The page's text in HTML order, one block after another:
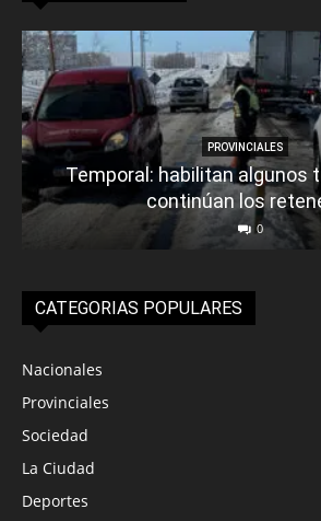
PROVINCIALES
Temporal: habilitan algunos
continúan los
0
CATEGORIAS POPULARES
Nacionales
Provinciales
Sociedad
La Ciudad
Deportes